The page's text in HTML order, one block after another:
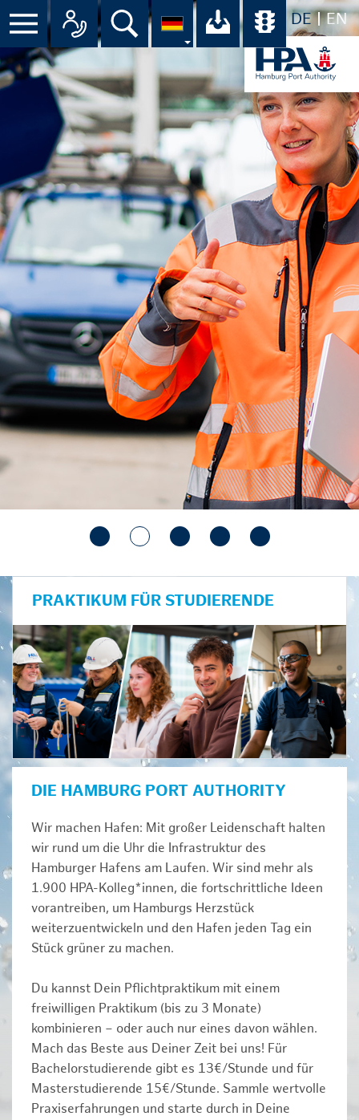
DE EN
Menü Alle Ansprechpartner im
Suche Ihr Download-
PRAKTIKUM FÜR STUDIERENDE
DIE HAMBURG PORT AUTHORITY
Wir machen Hafen: Mit großer Leidenschaft halten
wir rund um die Uhr die Infrastruktur des
Hamburger Hafens am Laufen. Wir sind mehr als
1.900 HPA-Kolleg*innen, die fortschrittliche Ideen
vorantreiben, um Hamburgs Herzstück
weiterzuentwickeln und den Hafen jeden Tag ein
Stück grüner zu machen.
Du kannst Dein Pflichtpraktikum mit einem
freiwilligen Praktikum (bis zu 3 Monate)
kombinieren – oder auch nur eines davon wählen.
Mach das Beste aus Deiner Zeit bei uns! Für
Bachelorstudierende gibt es 13€/Stunde und für
Masterstudierende 15€/Stunde. Sammle wertvolle
Praxiserfahrungen und starte durch in Deine